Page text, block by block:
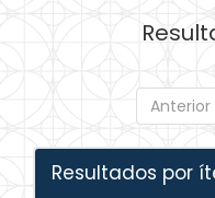
Anterior
Resultados por